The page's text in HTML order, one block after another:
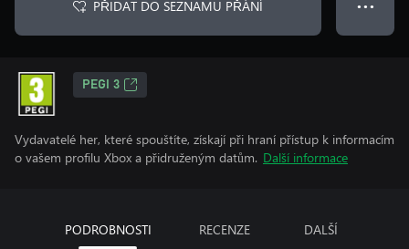
PŘIDAT DO SEZNAMU PŘÁNÍ ● ● ●
PEGI 3
Vydavatelé her, které spouštíte, získají při hraní přístup k informacím
o vašem profilu Xbox a přidruženým datům. Další informace
PODROBNOSTI RECENZE DALŠÍ